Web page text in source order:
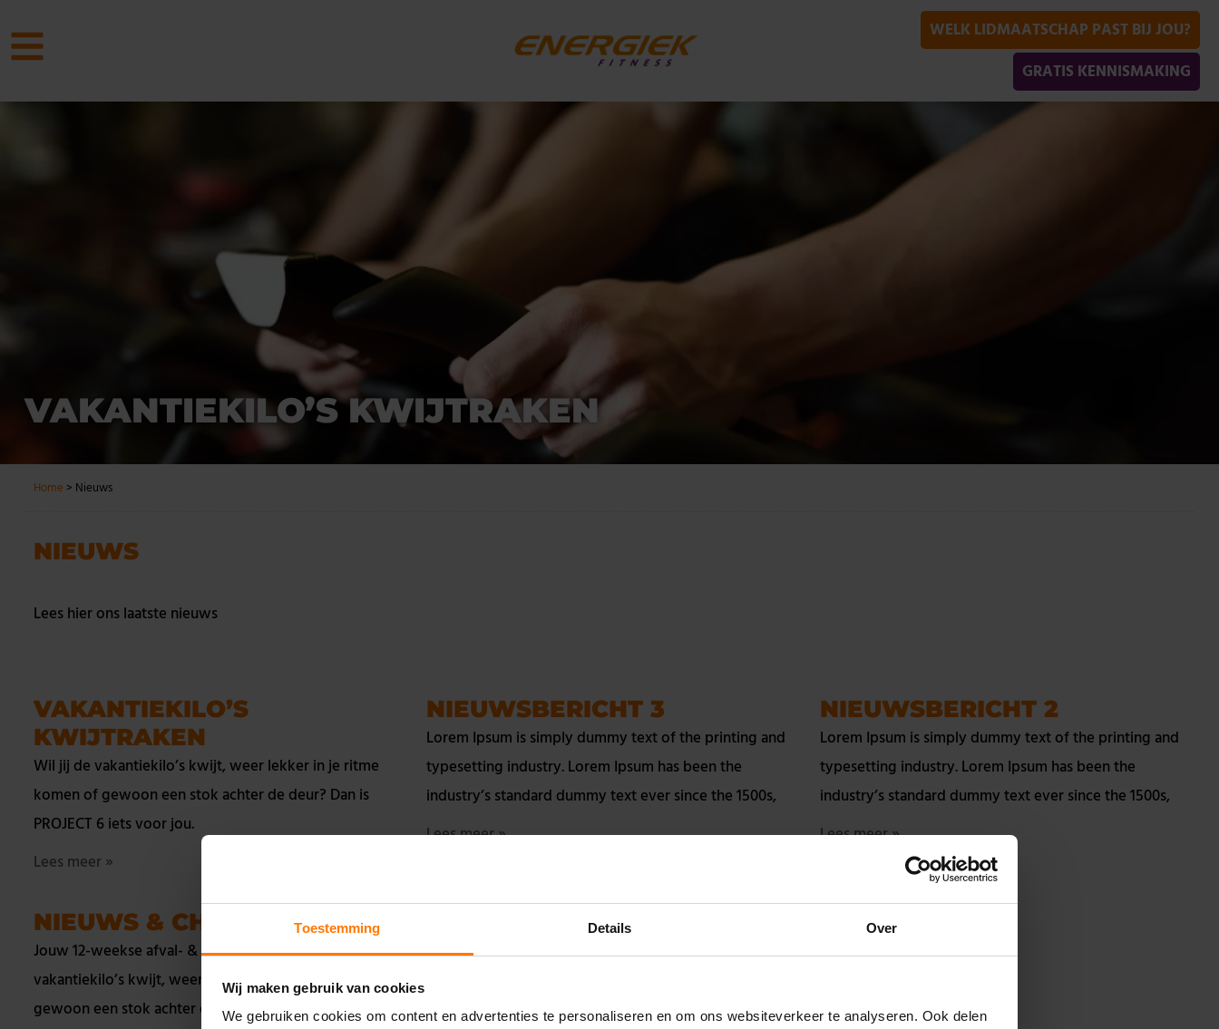
Toestemming Details Over
Wij maken gebruik van cookies
We gebruiken cookies om content en advertenties te personaliseren en om ons websiteverkeer te analyseren. Ook delen
WELK LIDMAATSCHAP PAST BIJ JOU?
GRATIS KENNISMAKING
VAKANTIEKILO’S KWIJTRAKEN
Home > Nieuws
NIEUWS
Lees hier ons laatste nieuws
VAKANTIEKILO’S
KWIJTRAKEN
Wil jij de vakantiekilo’s kwijt, weer lekker in je ritme
komen of gewoon een stok achter de deur? Dan is
PROJECT 6 iets voor jou.
Lees meer »
NIEUWSBERICHT 3
Lorem Ipsum is simply dummy text of the printing and
typesetting industry. Lorem Ipsum has been the
industry’s standard dummy text ever since the 1500s,
Lees meer »
NIEUWSBERICHT 2
Lorem Ipsum is simply dummy text of the printing and
typesetting industry. Lorem Ipsum has been the
industry’s standard dummy text ever since the 1500s,
Lees meer »
NIEUWS & CHALLENGES
Jouw 12-weekse afval- & leefstijlprogramma Wil jij de
vakantiekilo’s kwijt, weer lekker in je ritme komen of
gewoon een stok achter de deur? Dan is